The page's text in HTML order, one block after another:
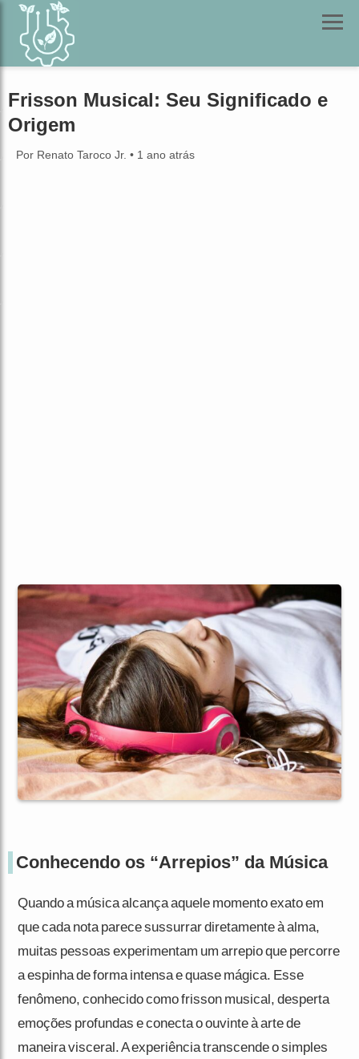
Frisson Musical: Seu Significado e
Origem
Por Renato Taroco Jr. • 1 ano atrás
Conhecendo os “Arrepios” da Música
Quando a música alcança aquele momento exato em
que cada nota parece sussurrar diretamente à alma,
muitas pessoas experimentam um arrepio que percorre
a espinha de forma intensa e quase mágica. Esse
fenômeno, conhecido como frisson musical, desperta
emoções profundas e conecta o ouvinte à arte de
maneira visceral. A experiência transcende o simples